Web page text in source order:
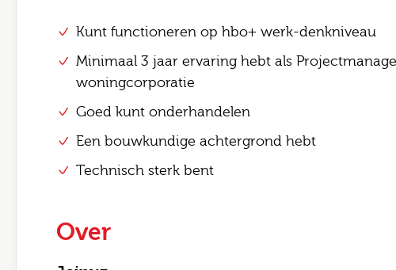
Kunt functioneren op hbo+ werk-denkniveau
Minimaal 3 jaar ervaring hebt als
woningcorporatie
Goed kunt onderhandelen
Een bouwkundige achtergrond hebt
Technisch sterk bent
Over